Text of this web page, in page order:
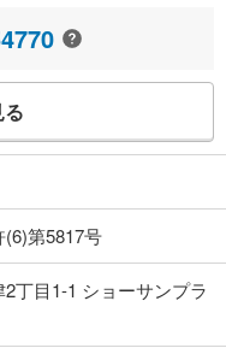
第5817号
丁目1-1 ショーサンプラ